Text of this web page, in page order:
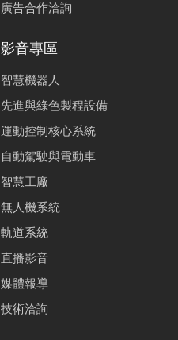
廣告合作洽詢
影音專區
智慧機器人
先進與綠色製程設備
運動控制核心系統
自動駕駛與電動車
智慧工廠
無人機系統
軌道系統
直播影音
媒體報導
技術洽詢